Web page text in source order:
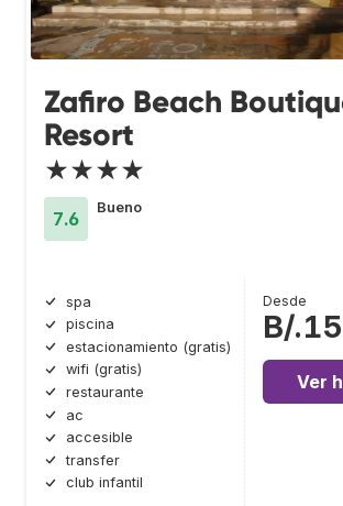
Zafiro Beach
Resort
★★★★
7.6
Bueno
spa
piscina
estacionamiento (gratis)
wifi (gratis)
restaurante
ac
accesible
transfer
club infantil
Desde
B/
Ver